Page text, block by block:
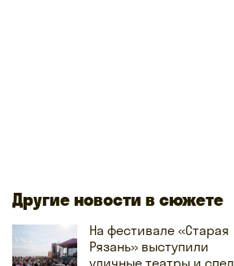
Другие новости в сюжете
На фестивале «Старая
Рязань» выступили